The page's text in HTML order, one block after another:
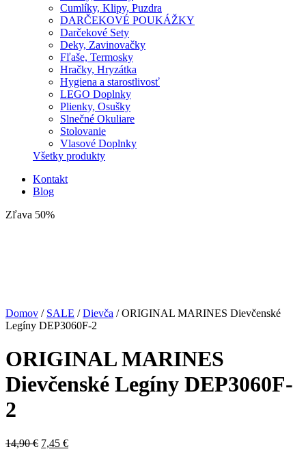
Cumlíky, Klipy, Puzdra
DARČEKOVÉ POUKÁŽKY
Darčekové Sety
Deky, Zavinovačky
Fľaše, Termosky
Hračky, Hryzátka
Hygiena a starostlivosť
LEGO Doplnky
Plienky, Osušky
Slnečné Okuliare
Stolovanie
Vlasové Doplnky
Všetky produkty
Kontakt
Blog
Zľava 50%
Domov / SALE /Dievča / ORIGINAL MARINES Dievčenské
Legíny DEP3060F-2
ORIGINAL MARINES
Dievčenské Legíny DEP3060F-
2
14,90€ Pôvodná
7,45 €Aktuálna